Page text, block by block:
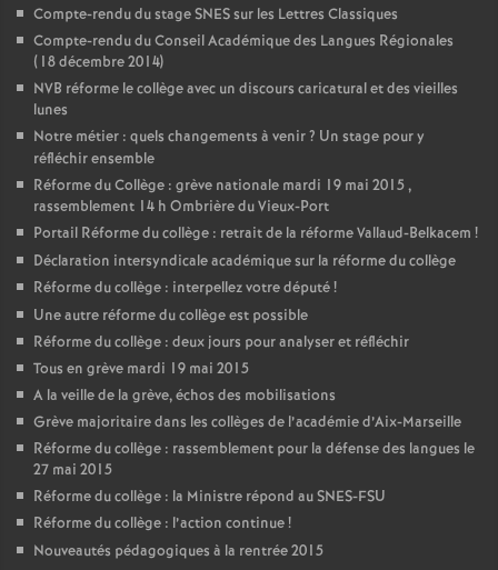
Compte-rendu du stage SNES sur les Lettres Classiques
Compte-rendu du Conseil Académique des Langues Régionales
(18 décembre 2014)
NVB réforme le collège avec un discours caricatural et des vieilles
lunes
Notre métier : quels changements à venir? Un stage pour y
réfléchir ensemble
Réforme du Collège : grève nationale mardi 19 mai 2015 ,
rassemblement 14 h Ombrière du Vieux-Port
Portail Réforme du collège : retrait de la réforme Vallaud-Belkacem !
Déclaration intersyndicale académique sur la réforme du collège
Réforme du collège : interpellez votre député!
Une autre réforme du collège est possible
Réforme du collège : deux jours pour analyser et réfléchir
Tous en grève mardi 19 mai 2015
A la veille de la grève, échos des mobilisations
Grève majoritaire dans les collèges de l’académie d’Aix-Marseille
Réforme du collège : rassemblement pour la défense des langues le
27 mai 2015
Réforme du collège : la Ministre répond au SNES-FSU
Réforme du collège : l’action continue!
Nouveautés pédagogiques à la rentrée 2015